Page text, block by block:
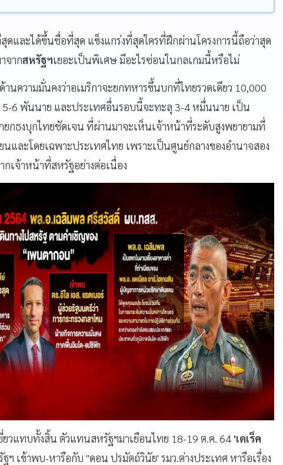
ดและได้ขึ้นชื่อที่สุด แข็งแกร่งที่สุดใครที่ฝึกผ่านโครงการนี้ถือว่าสุด
จากสหรัฐฯเยอะเป็นพิเศษ มีอะไรซ่อนในกลเกมนี้หรือไม่
ความมั่นคงว่าอเมริกาจะยกทหารขึ้นบกที่ไทยรวดเดียว 10,000
6 พันนาย และประเทศอื่นรอบนี้จะทะลุ 3-4 หมื่นนาย เป็น
กธงบุกไทยชัดเจน ที่ผ่านมาจะเห็นเจ้าหน้าที่ระดับสูงพยายามที่
และโดยเฉพาะประเทศไทย เพราะเป็นศูนย์กลางของอำนาจสอง
เจ้าหน้าที่สหรัฐอย่างต่อเนื่อง
วแทบทั้งสิ้น ตัวแทนสหรัฐฯมาเยือนไทย 18-19 ต.ค. 64 'เดเร็ค
ฯ เข้าพบ-หารือกับ "ดอน ปรมัตถ์วินัย' รมว.ต่างประเทศ หารือเรื่อง